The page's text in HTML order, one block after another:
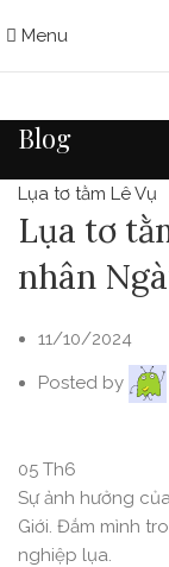
Menu
Blog
Lụa tơ tằm Lê Vụ
Lụa tơ
nhân
11/10/2024
Posted by
05 Th6
Sự ảnh hưởng
Giới. Đắm mình
nghiệp lụa.